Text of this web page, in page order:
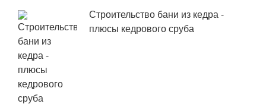
Строительство бани из кедра -
плюсы кедрового сруба